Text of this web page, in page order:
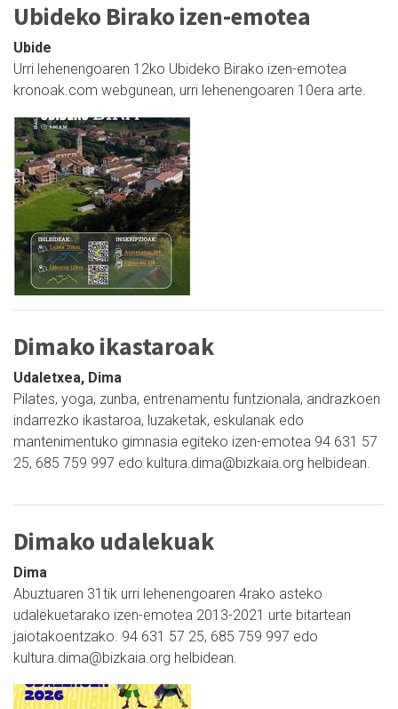
Ubideko Birako izen-emotea
Ubide
Urri lehenengoaren 12ko Ubideko Birako izen-emotea
kronoak.com webgunean, urri lehenengoaren 10era arte.
Dimako ikastaroak
Udaletxea, Dima
Pilates, yoga, zunba, entrenamentu funtzionala, andrazkoen
indarrezko ikastaroa, luzaketak, eskulanak edo
mantenimentuko gimnasia egiteko izen-emotea 94 631 57
25, 685 759 997 edo kultura.dima@bizkaia.org helbidean.
Dimako udalekuak
Dima
Abuztuaren 31tik urri lehenengoaren 4rako asteko
udalekuetarako izen-emotea 2013-2021 urte bitartean
jaiotakoentzako. 94 631 57 25, 685 759 997 edo
kultura.dima@bizkaia.org helbidean.